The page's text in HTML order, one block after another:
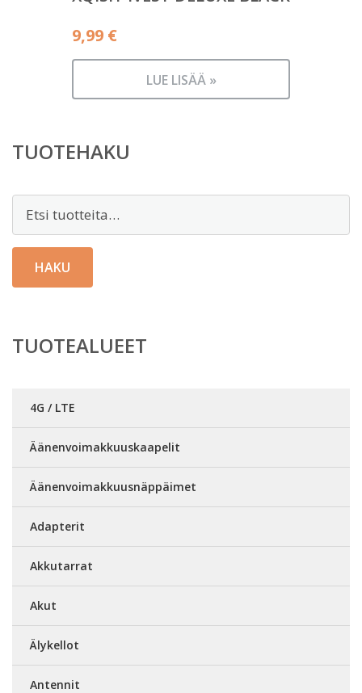
9,99 €
LUE LISÄÄ »
TUOTEHAKU
Etsi:
HAKU
TUOTEALUEET
4G / LTE
Äänenvoimakkuuskaapelit
Äänenvoimakkuusnäppäimet
Adapterit
Akkutarrat
Akut
Älykellot
Antennit